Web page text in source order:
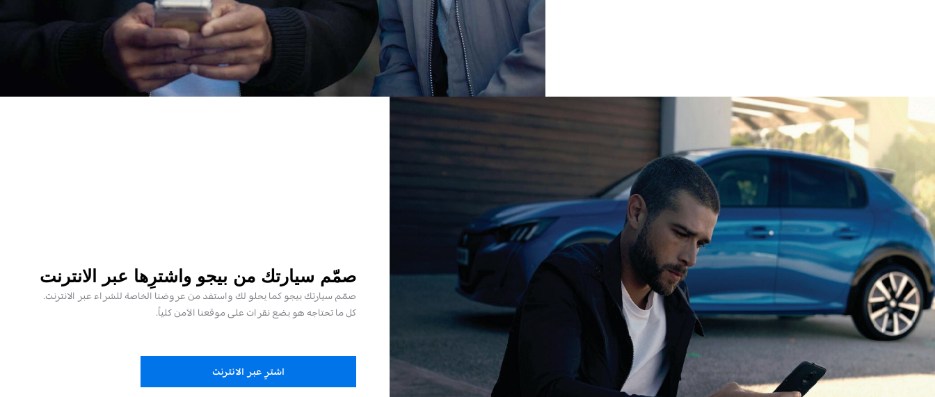
صمّم سيارتك من بيجو واشترِها عبر الانترنت
صمّم سيارتك بيجو كما يحلو لك واستفد من عروضنا الخاصة للشراء عبر الانترنت.
كل ما تحتاجه هو بضع نقرات على موقعنا الآمن كلياً.
اشترِ عبر الانترنت